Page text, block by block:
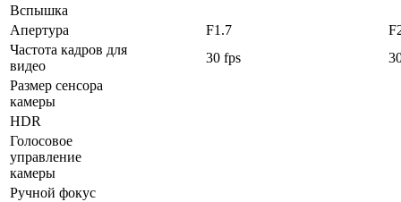
Вспышка
Апертура
F1.7
Частота кадров для
видео
30 fps
Размер сенсора
камеры
HDR
Голосовое
управление
камеры
Ручной фокус